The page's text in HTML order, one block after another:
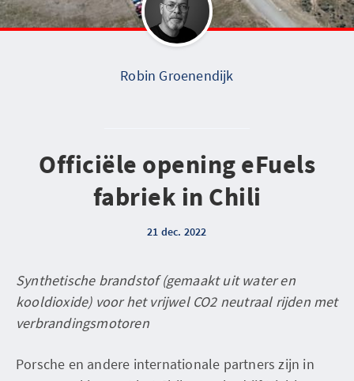
Robin Groenendijk
Officiële opening eFuels
fabriek in Chili
21 dec. 2022
Synthetische brandstof (gemaakt uit water en
kooldioxide) voor het vrijwel CO2 neutraal rijden met
verbrandingsmotoren
Porsche en andere internationale partners zijn in